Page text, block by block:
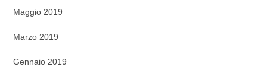
Maggio 2019
Marzo 2019
Gennaio 2019